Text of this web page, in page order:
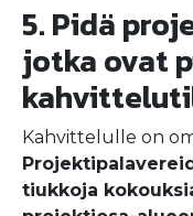
5. Pidä
jotka ovat
Kahvittelulle on
tiukkoja